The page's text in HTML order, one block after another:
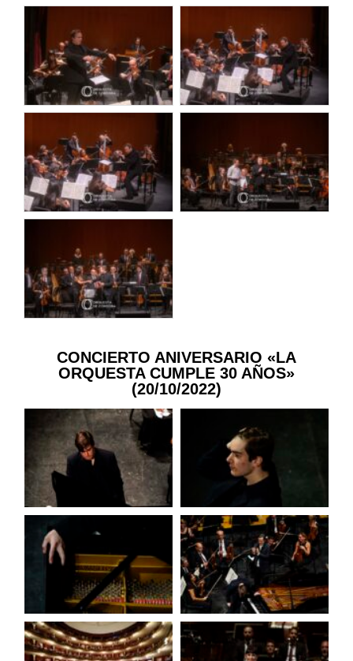
CONCIERTO ANIVERSARIO «LA
ORQUESTA CUMPLE 30 AÑOS»
(20/10/2022)